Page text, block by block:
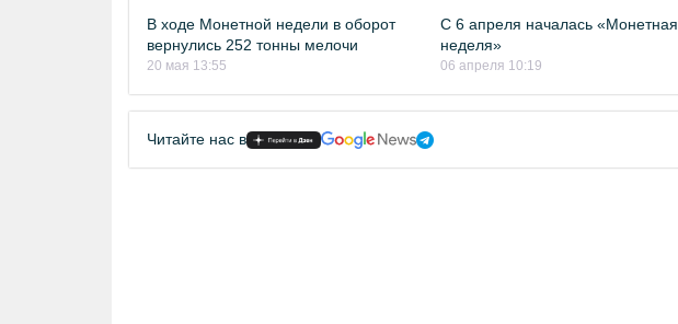
В ходе Монетной недели в оборот
вернулись 252 тонны мелочи
20 мая 13:55
С 6 апреля началась «Монетная
неделя»
06 апреля 10:19
Читайте нас в